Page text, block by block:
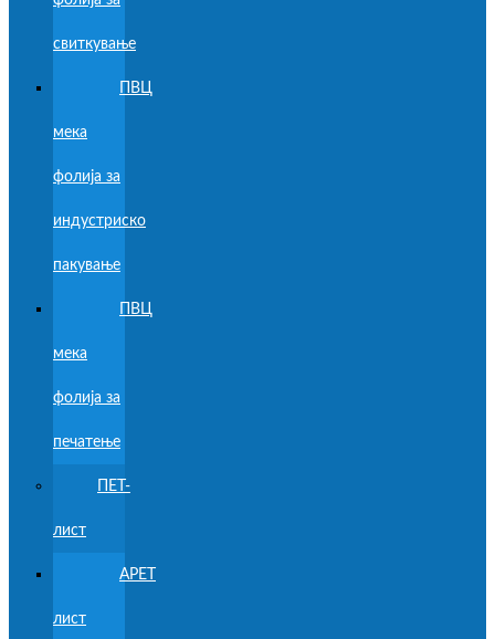
свиткување
ПВЦ
мека
фолија за
индустриско
пакување
ПВЦ
мека
фолија за
печатење
ПЕТ-
лист
APET
лист